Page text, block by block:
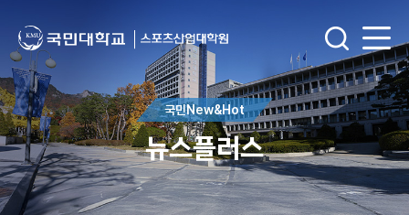
국민New&Hot
뉴스플러스